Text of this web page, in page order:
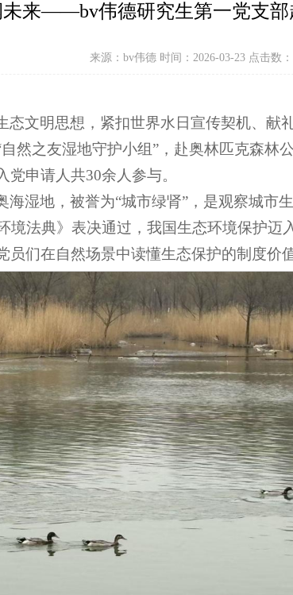
未来——bv伟德研究生第一党支部
来源：bv伟德 时间：2026-03-23 点击数：
态文明思想，紧扣世界水日宣传契机、献
然之友湿地守护小组”，赴奥林匹克森林
申请人共30余人参与。
海湿地，被誉为“城市绿肾”，是观察城市
境法典》表决通过，我国生态环境保护迈
员们在自然场景中读懂生态保护的制度价